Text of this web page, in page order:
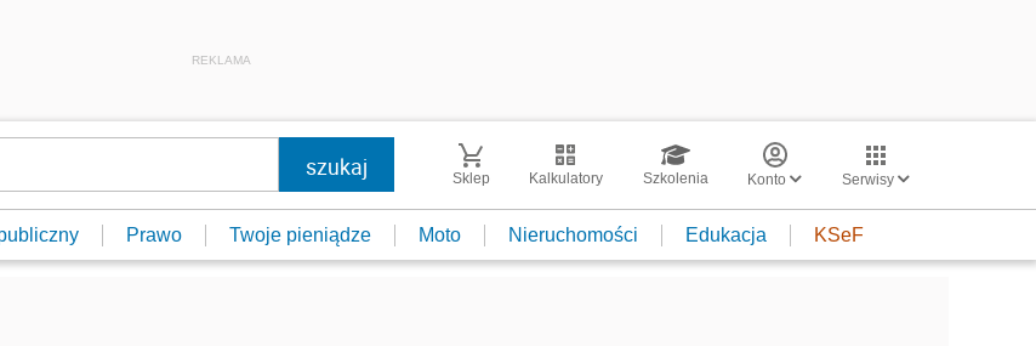
REKLAMA
Sklep Kalkulatory Szkolenia Konto Serwisy
Prawo Twoje pieniądze Moto Nieruchomości Edukacja KSeF